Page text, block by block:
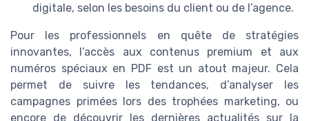
digitale, selon les besoins du client ou de l’agence.
Pour les professionnels en quête de stratégies
innovantes, l’accès aux contenus premium et aux
numéros spéciaux en PDF est un atout majeur. Cela
permet de suivre les tendances, d’analyser les
campagnes primées lors des trophées marketing, ou
encore de découvrir les dernières actualités sur la